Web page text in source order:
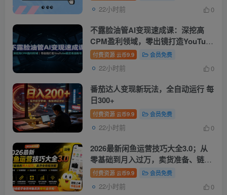
22小时前 0
不露脸油管AI变现速成课：深挖高
CPM盈利领域，零出镜打造YouTube
稳定收益账号
付费资源 云币9.9 会员免费
22小时前 0
番茄达人变现新玩法，全自动运行 每
日300+
付费资源 云币9.9 会员免费
22小时前 0
2026最新闲鱼运营技巧大全3.0；从
零基础到月入过万，卖货准备、链接
搭建到选品定价全拆解
付费资源 云币9.9 会员免费
22小时前 0